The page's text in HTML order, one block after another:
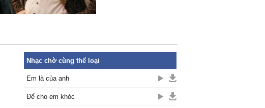
Nhạc chờ cùng thể loại
Em là của anh
Để cho em khóc